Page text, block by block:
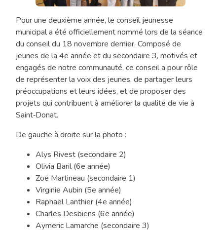
Chronique
«
Tout
l’monde
en
jase
»
édition
de
2025
Pour une deuxième année, le conseil jeunesse
municipal a été officiellement nommé lors de la séance
du conseil du 18 novembre dernier. Composé de
jeunes de la 4e année et du secondaire 3, motivés et
engagés de notre communauté, ce conseil a pour rôle
de représenter la voix des jeunes, de partager leurs
préoccupations et leurs idées, et de proposer des
projets qui contribuent à améliorer la qualité de vie à
Saint‑Donat.
De gauche à droite sur la photo :
Alys Rivest (secondaire 2)
Olivia Baril (6e année)
Zoé Martineau (secondaire 1)
Virginie Aubin (5e année)
Raphaël Lanthier (4e année)
Charles Desbiens (6e année)
Aymeric Lamarche (secondaire 3)